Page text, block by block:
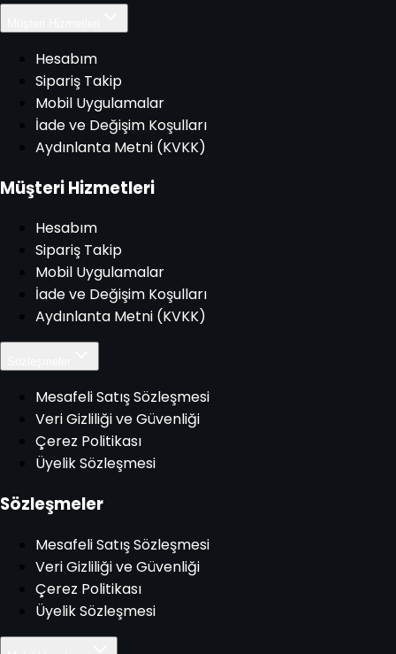
Hesabım
Sipariş Takip
Mobil Uygulamalar
İade ve Değişim Koşulları
Aydınlanta Metni (KVKK)
Müşteri Hizmetleri
Hesabım
Sipariş Takip
Mobil Uygulamalar
İade ve Değişim Koşulları
Aydınlanta Metni (KVKK)
Mesafeli Satış Sözleşmesi
Veri Gizliliği ve Güvenliği
Çerez Politikası
Üyelik Sözleşmesi
Sözleşmeler
Mesafeli Satış Sözleşmesi
Veri Gizliliği ve Güvenliği
Çerez Politikası
Üyelik Sözleşmesi